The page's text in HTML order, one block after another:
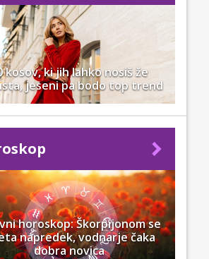
kosov, ki jih lahko nosiš že
jeseni pa bodo top trend
horoskop: Škorpijonom se
napredek, vodnarje čaka
dobra novica